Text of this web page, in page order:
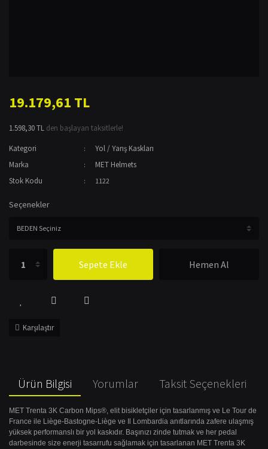
19.179,61 TL
1.598,30 TL den başlayan taksitlerle!
Kategori
Yol / Yarış Kaskları
Marka
MET Helmets
Stok Kodu
1122
Seçenekler
Sepete Ekle Hemen Al
Karşılaştır
Ürün Bilgisi Yorumlar Taksit Seçenekleri
MET Trenta 3K Carbon Mips®, elit bisikletçiler için tasarlanmış ve Le Tour de
France ile Liège-Bastogne-Liège ve Il Lombardia anıtlarında zafere ulaşmış
yüksek performanslı bir yol kaskıdır. Başınızı zinde tutmak ve her pedal
darbesinde size enerji tasarrufu sağlamak için tasarlanan MET Trenta 3K